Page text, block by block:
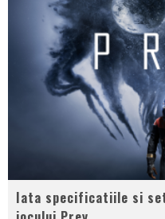
Iata specificatiile si